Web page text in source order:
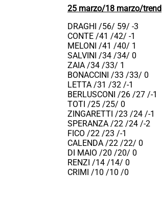
25 marzo/18 marzo/trend
DRAGHI /56/ 59/ -3
CONTE /41 /42/ -1
MELONI /41 /40/ 1
SALVINI /34 /34/ 0
ZAIA /34 /33/ 1
BONACCINI /33 /33/ 0
LETTA /31 /32 /-1
BERLUSCONI /26 /27 /-1
TOTI /25 /25/ 0
ZINGARETTI /23 /24 /-1
SPERANZA /22 /24 /-2
FICO /22 /23 /-1
CALENDA /22 /22/ 0
DI MAIO /20 /20/ 0
RENZI /14 /14/ 0
CRIMI /10 /10 /0